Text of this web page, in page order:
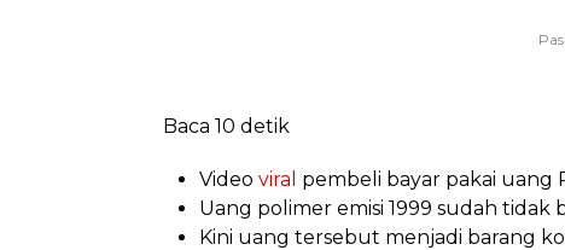
Baca 10 detik
Video viral pembeli bayar pakai uang
Uang polimer emisi 1999 sudah
Kini uang tersebut menjadi barang